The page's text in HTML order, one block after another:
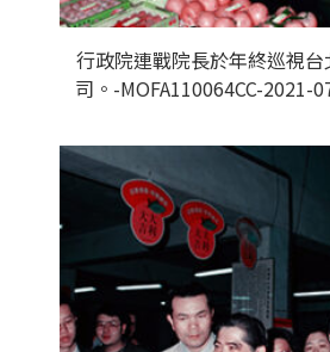
行政院連戰院長於年終巡視
司。-MOFA110064CC-2021-